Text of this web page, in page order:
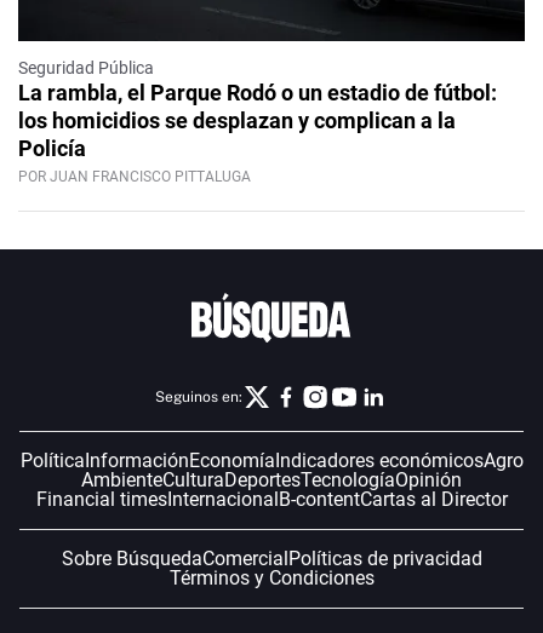
Seguridad Pública
La rambla, el Parque Rodó o un estadio de fútbol:
los homicidios se desplazan y complican a la
Policía
POR JUAN FRANCISCO PITTALUGA
Seguinos en:
Política InformaciónEconomía Indicadores económicosAgro
AmbienteCulturaDeportesTecnologíaOpinión
Financial timesInternacional B-contentCartas al Director
Sobre BúsquedaComercial Políticas de privacidad
Términos y Condiciones